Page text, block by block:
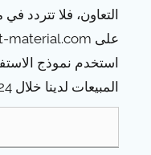
التعاون، فلا تتردد
استخدم نموذج
المبيعات لدينا خلال 24 ساعة. شكرا لاهتمامك بمنتجاتنا.